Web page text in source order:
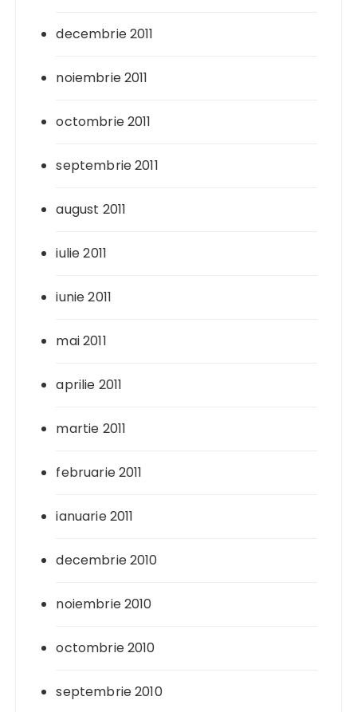
decembrie 2011
noiembrie 2011
octombrie 2011
septembrie 2011
august 2011
iulie 2011
iunie 2011
mai 2011
aprilie 2011
martie 2011
februarie 2011
ianuarie 2011
decembrie 2010
noiembrie 2010
octombrie 2010
septembrie 2010